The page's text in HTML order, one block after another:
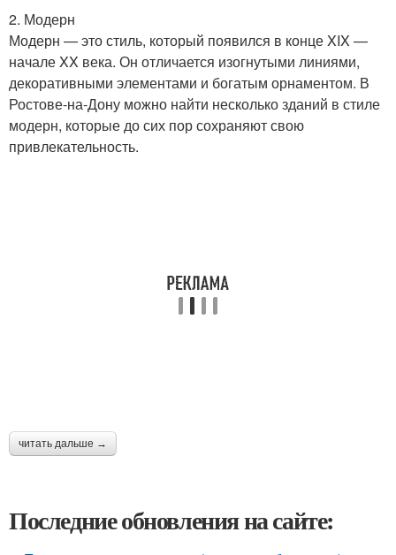
2. Модерн
Модерн — это стиль, который появился в конце XIX —
начале XX века. Он отличается изогнутыми линиями,
декоративными элементами и богатым орнаментом. В
Ростове-на-Дону можно найти несколько зданий в стиле
модерн, которые до сих пор сохраняют свою
привлекательность.
читать дальше →
Последние обновления на сайте: